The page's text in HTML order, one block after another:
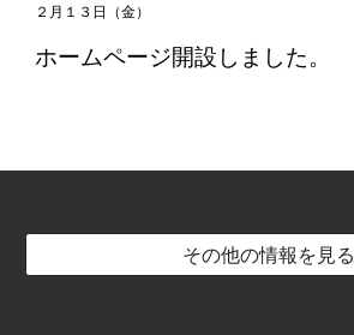
２月１３日（金）
ホームページ開設しました。
その他の情報を見る